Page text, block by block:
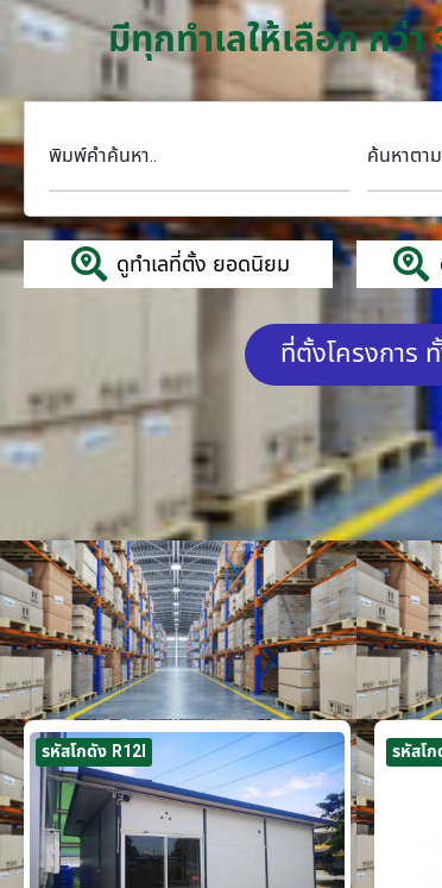
มีทุกทำเลให้เลือก กว่
พิมพ์คำค้นหา.. ค้นหาตา
ดูทำเลที่ตั้ง ยอดนิยม
ที่ตั้งโครงการ
รหัสโกดัง R12I รหัสโ